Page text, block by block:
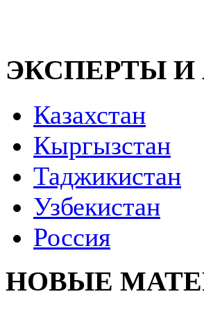
ЭКСПЕРТЫ
Казахстан
Кыргызстан
Таджикистан
Узбекистан
Россия
НОВЫЕ